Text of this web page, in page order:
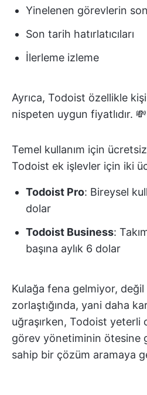
Yinelenen görevlerin
Son tarih hatırlatıcıları
İlerleme izleme
Ayrıca, Todoist özellikle
nispeten uygun fiyatlıdır. 💸
Temel kullanım için
Todoist ek işlevler için iki
Todoist Pro: Bireysel
dolar
Todoist Business:
başına aylık 6 dolar
Kulağa fena gelmiyor,
zorlaştığında, yani daha
uğraşırken, Todoist yeterli
görev yönetiminin ötesine
sahip bir çözüm aramaya